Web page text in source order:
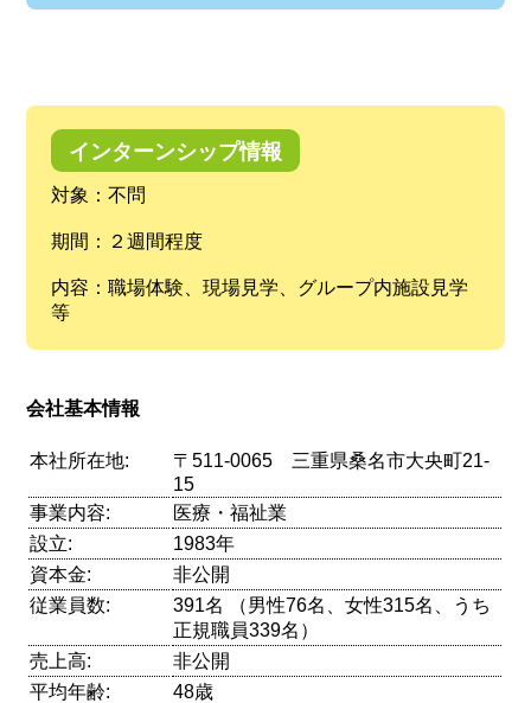
インターンシップ情報
対象：不問
期間：２週間程度
内容：職場体験、現場見学、グループ内施設見学
等
会社基本情報
本社所在地:
〒511-0065 三重県桑名市大央町21-
15
事業内容:
医療・福祉業
設立:
1983年
資本金:
非公開
従業員数:
391名 （男性76名、女性315名、うち
正規職員339名）
売上高:
非公開
平均年齢:
48歳